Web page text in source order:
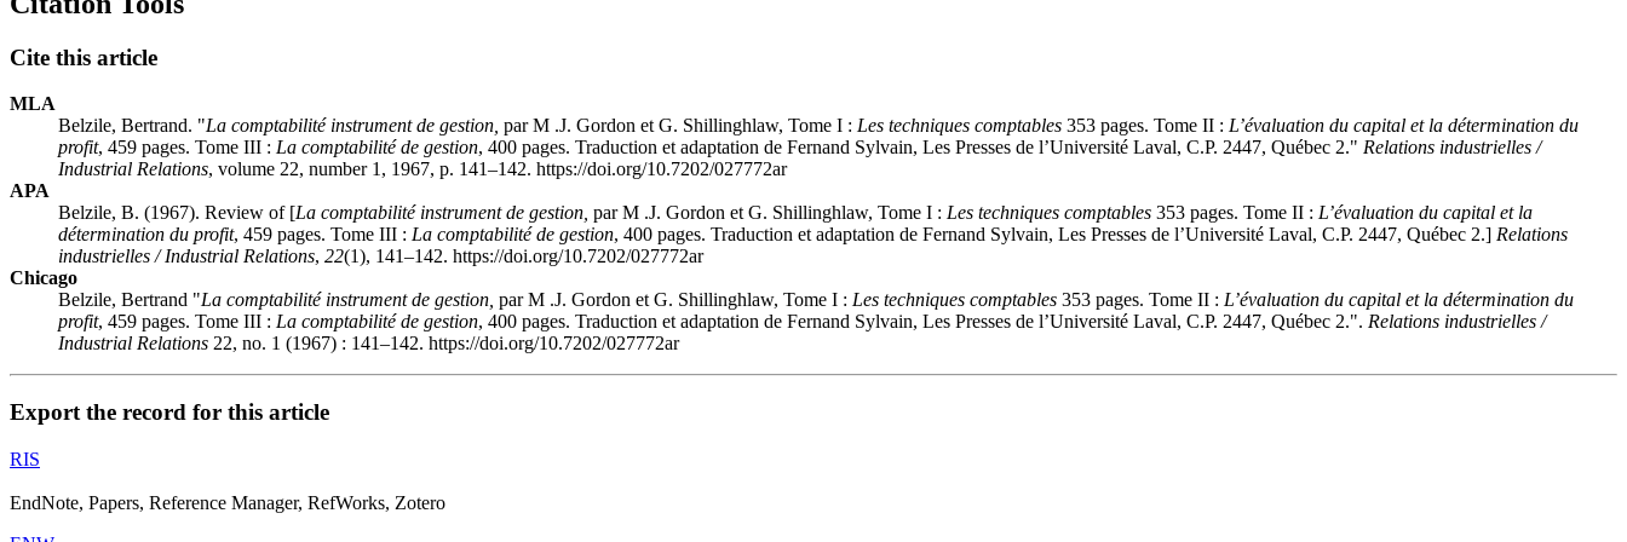
Cite this article
MLA
Belzile, Bertrand. "La comptabilité instrument de gestion, par M .J. Gordon et G. Shillinghlaw, Tome I : Les techniques comptables 353 pages. Tome II : L’évaluation du capital et la détermination du
profit, 459 pages. Tome III : La comptabilité de gestion, 400 pages. Traduction et adaptation de Fernand Sylvain, Les Presses de l’Université Laval, C.P. 2447, Québec 2." Relations industrielles /
Industrial Relations, volume 22, number 1, 1967, p. 141–142. https://doi.org/10.7202/027772ar
APA
Belzile, B. (1967). Review of [La comptabilité instrument de gestion, par M .J. Gordon et G. Shillinghlaw, Tome I : Les techniques comptables 353 pages. Tome II : L’évaluation du capital et la
détermination du profit, 459 pages. Tome III : La comptabilité de gestion, 400 pages. Traduction et adaptation de Fernand Sylvain, Les Presses de l’Université Laval, C.P. 2447, Québec 2.] Relations
industrielles / Industrial Relations, 22(1), 141–142. https://doi.org/10.7202/027772ar
Chicago
Belzile, Bertrand "La comptabilité instrument de gestion, par M .J. Gordon et G. Shillinghlaw, Tome I : Les techniques comptables 353 pages. Tome II : L’évaluation du capital et la détermination du
profit, 459 pages. Tome III : La comptabilité de gestion, 400 pages. Traduction et adaptation de Fernand Sylvain, Les Presses de l’Université Laval, C.P. 2447, Québec 2.". Relations industrielles /
Industrial Relations 22, no. 1 (1967) : 141–142. https://doi.org/10.7202/027772ar
Export the record for this article
RIS
EndNote, Papers, Reference Manager, RefWorks, Zotero